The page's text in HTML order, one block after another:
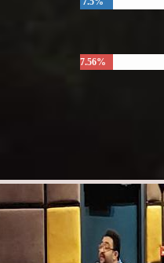
7.56%